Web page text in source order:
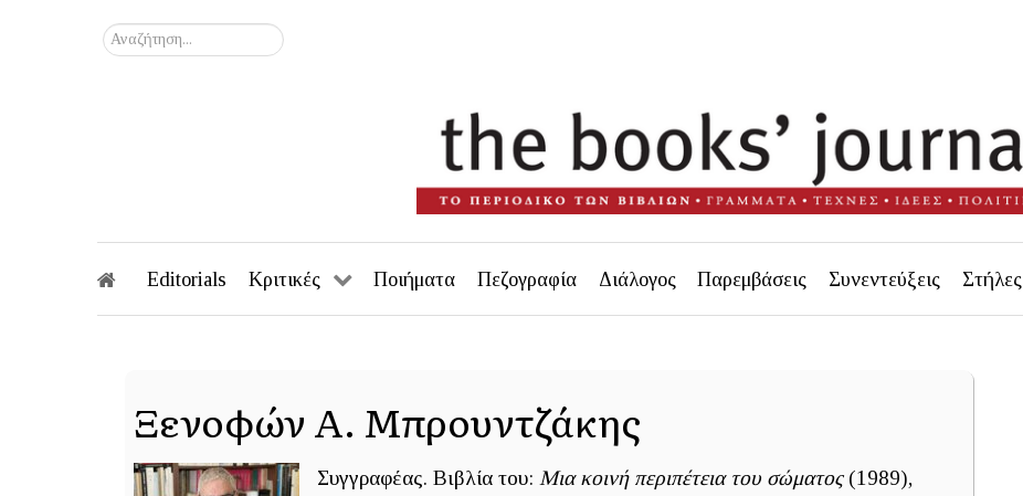
Αναζήτηση...
Editorials Κριτικές Ποιήματα Πεζογραφία Διάλογος Παρεμβάσεις Συνεντεύξεις Στήλες
Ξενοφών Α. Μπρουντζάκης
Συγγραφέας. Βιβλία του: Μια κοινή περιπέτεια του σώματος(1989),